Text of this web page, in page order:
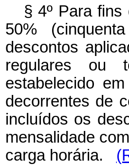
§ 4º Para
50%
descontos
regulares ou
estabelecido
decorrentes de
incluídos os
mensalidade
carga horária.